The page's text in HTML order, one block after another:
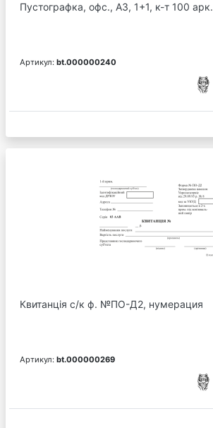
Пустографка, офс., А3, 1+1, к-т 100 арк.
Артикул: bt.000000240
Квитанція с/к ф. №ПО-Д2, нумерация
Артикул: bt.000000269